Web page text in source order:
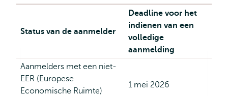
HR
Verandering
Status van de aanmelder
Deadline voor het
indienen van een
volledige
aanmelding
Aanmelders met een niet-
EER (Europese
Economische Ruimte)
1 mei 2026